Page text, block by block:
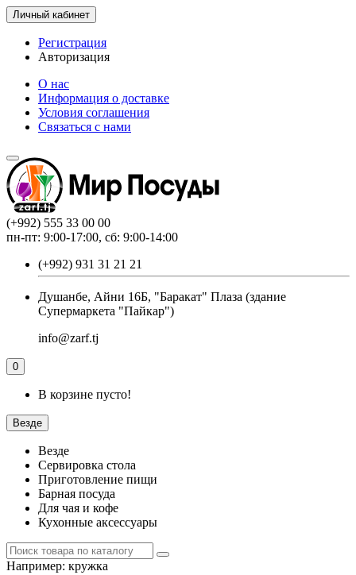
Личный кабинет
Регистрация
Авторизация
О нас
Информация о доставке
Условия соглашения
Связаться с нами
(+992) 555 33 00 00
пн-пт: 9:00-17:00, сб: 9:00-14:00
(+992) 931 31 21 21
Душанбе, Айни 16Б, "Баракат" Плаза (здание
Супермаркета "Пайкар")
info@zarf.tj
0
В корзине пусто!
Везде
Везде
Сервировка стола
Приготовление пищи
Барная посуда
Для чая и кофе
Кухонные аксессуары
Например: кружка